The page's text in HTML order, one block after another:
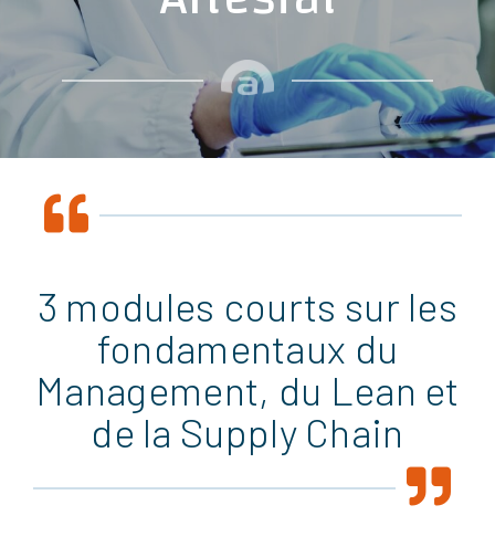
3 modules courts sur les
fondamentaux du
Management, du Lean et
de la Supply Chain